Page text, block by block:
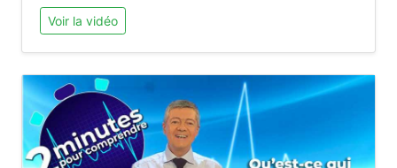
Voir la vidéo